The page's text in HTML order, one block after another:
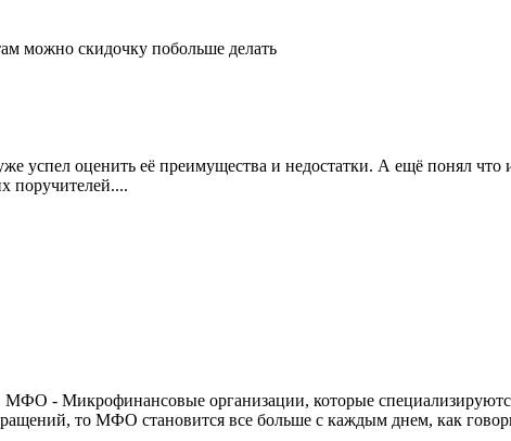
можно скидочку побольше делать
успел оценить её преимущества и недостатки. А ещё понял
поручителей....
МФО - Микрофинансовые организации, которые
то МФО становится все больше с каждым днем, как